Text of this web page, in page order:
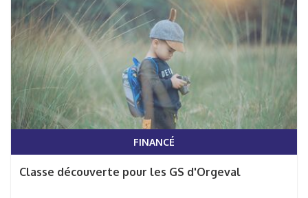
FINANCÉ
Classe découverte pour les GS d'Orgeval